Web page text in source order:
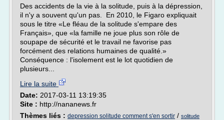
Des accidents de la vie à la solitude, puis à la dépression,
il n'y a souvent qu'un pas. En 2010, le Figaro expliquait
sous le titre «Le fléau de la solitude s'empare des
Français», que «la famille ne joue plus son rôle de
soupape de sécurité et le travail ne favorise pas
forcément des relations humaines de qualité.»
Conséquence : l'isolement est le lot quotidien de
plusieurs...
Lire la suite
Date: 2017-03-11 13:19:35
Site : http://nananews.fr
Thèmes liés : depression solitude comment s'en sortir / solitude